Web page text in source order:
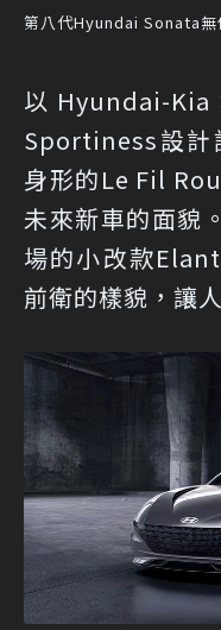
第八代Hyundai Sonata
以Hyundai-
Sportiness設計
身形的Le Fil
未來新車的面貌
場的小改款
前衛的樣貌，讓